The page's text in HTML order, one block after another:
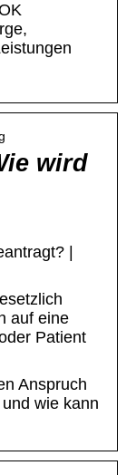
wird
|
auf eine
Patient
Anspruch
wie kann